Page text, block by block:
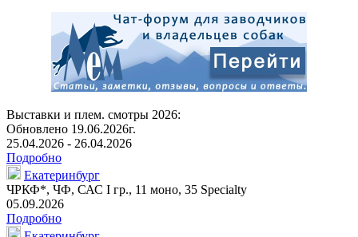
Выставки и плем. смотры 2026:
Обновлено 19.06.2026г.
25.04.2026 - 26.04.2026
Подробно
Екатеринбург
ЧРКФ*, ЧФ, САС I гр., 11 моно, 35 Specialty
05.09.2026
Подробно